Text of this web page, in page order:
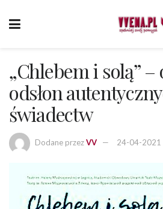
„Chlebem i solą” –
odsłon
świadectw
Dodane przezVV 24-04-2021